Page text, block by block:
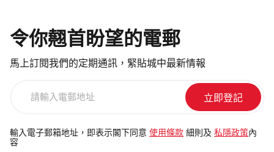
令你翹首盼望的電郵
馬上訂閱我們的定期通訊，緊貼城中最新情報
電
郵
輸入電子郵箱地址，即表示閣下同意 使用條款 細則及 私隱政策 內
容